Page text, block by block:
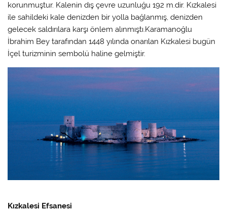
korunmuştur. Kalenin dış çevre uzunluğu 192 m.dir. Kızkalesi
ile sahildeki kale denizden bir yolla bağlanmış, denizden
gelecek saldırılara karşı önlem alınmıştı.Karamanoğlu
İbrahim Bey tarafından 1448 yılında onarılan Kızkalesi bugün
İçel turizminin sembolü haline gelmiştir.
Kızkalesi Efsanesi